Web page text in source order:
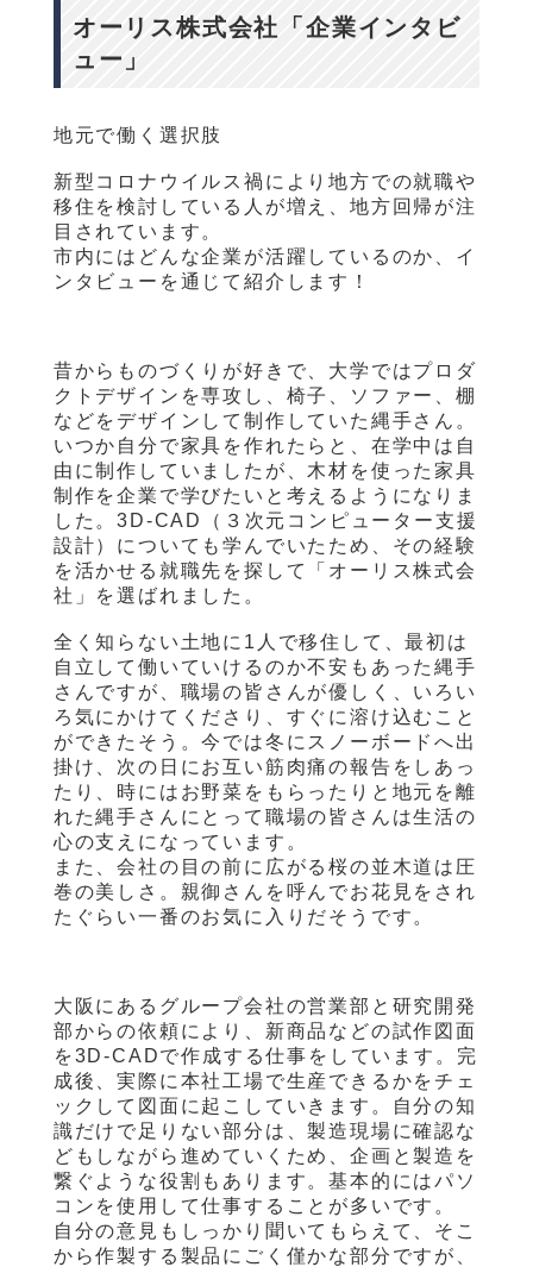
オーリス株式会社「企業インタビ
ュー」
地元で働く選択肢
新型コロナウイルス禍により地方での就職や
移住を検討している人が増え、地方回帰が注
目されています。
市内にはどんな企業が活躍しているのか、イ
ンタビューを通じて紹介します！
昔からものづくりが好きで、大学ではプロダ
クトデザインを専攻し、椅子、ソファー、棚
などをデザインして制作していた縄手さん。
いつか自分で家具を作れたらと、在学中は自
由に制作していましたが、木材を使った家具
制作を企業で学びたいと考えるようになりま
した。3D-CAD
（３次元コンピューター支援
設計）についても学んでいたため、その経験
を活かせる就職先を探して「オーリス株式会
社」を選ばれました。
全く知らない土地に 1 人で移住して、最初は
自立して働いていけるのか不安もあった縄手
さんですが、職場の皆さんが優しく、いろい
ろ気にかけてくださり、すぐに溶け込むこと
ができたそう。今では冬にスノーボードへ出
掛け、次の日にお互い筋肉痛の報告をしあっ
たり、時にはお野菜をもらったりと地元を離
れた縄手さんにとって職場の皆さんは生活の
心の支えになっています。
また、会社の目の前に広がる桜の並木道は圧
巻の美しさ。親御さんを呼んでお花見をされ
たぐらい一番のお気に入りだそうです。
大阪にあるグループ会社の営業部と研究開発
部からの依頼により、新商品などの試作図面
を3D-CADで作成する仕事をしています。完
成後、実際に本社工場で生産できるかをチェ
ックして図面に起こしていきます。自分の知
識だけで足りない部分は、製造現場に確認な
どもしながら進めていくため、企画と製造を
繋ぐような役割もあります。基本的にはパソ
コンを使用して仕事することが多いです。
自分の意見もしっかり聞いてもらえて、そこ
から作製する製品にごく僅かな部分ですが、